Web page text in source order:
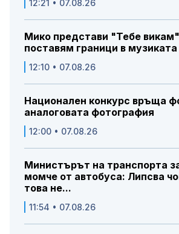
12:21 • 07.08.26
Мико представи "Тебе
поставям граници в музиката
12:10 • 07.08.26
Национален конкурс връща
аналоговата фотография
12:00 • 07.08.26
Министърът на транспорта
момче от автобуса: Липсва
това не...
11:54 • 07.08.26